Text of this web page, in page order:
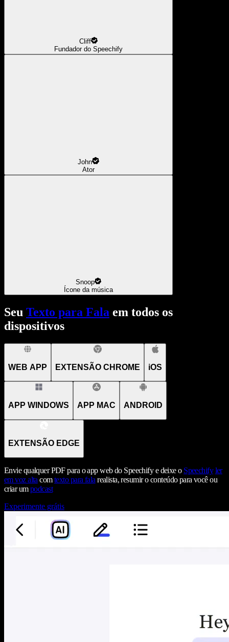
Cliff
Fundador do Speechify
John
Ator
Snoop
Ícone da música
Seu Texto para Fala em todos os
dispositivos
WEB APP EXTENSÃO CHROME iOS
APP WINDOWS APP MAC ANDROID
EXTENSÃO EDGE
Envie qualquer PDF para o app web do Speechify e deixe o Speechify ler
em voz alta comtexto para fala realista, resumir o conteúdo para você ou
criar umpodcast
Experimente grátis